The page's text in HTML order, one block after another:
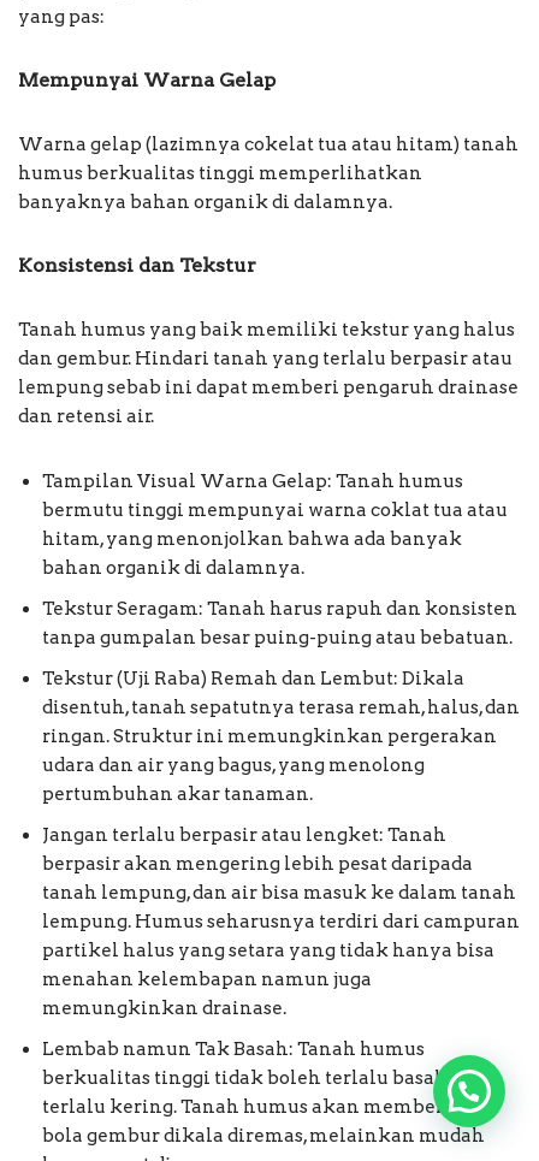
yang pas:
Mempunyai Warna Gelap
Warna gelap (lazimnya cokelat tua atau hitam) tanah
humus berkualitas tinggi memperlihatkan
banyaknya bahan organik di dalamnya.
Konsistensi dan Tekstur
Tanah humus yang baik memiliki tekstur yang halus
dan gembur. Hindari tanah yang terlalu berpasir atau
lempung sebab ini dapat memberi pengaruh drainase
dan retensi air.
Tampilan Visual Warna Gelap: Tanah humus
bermutu tinggi mempunyai warna coklat tua atau
hitam, yang menonjolkan bahwa ada banyak
bahan organik di dalamnya.
Tekstur Seragam: Tanah harus rapuh dan konsisten
tanpa gumpalan besar puing-puing atau bebatuan.
Tekstur (Uji Raba) Remah dan Lembut: Dikala
disentuh, tanah sepatutnya terasa remah, halus, dan
ringan. Struktur ini memungkinkan pergerakan
udara dan air yang bagus, yang menolong
pertumbuhan akar tanaman.
Jangan terlalu berpasir atau lengket: Tanah
berpasir akan mengering lebih pesat daripada
tanah lempung, dan air bisa masuk ke dalam tanah
lempung. Humus seharusnya terdiri dari campuran
partikel halus yang setara yang tidak hanya bisa
menahan kelembapan namun juga
memungkinkan drainase.
Lembab namun Tak Basah: Tanah humus
berkualitas tinggi tidak boleh terlalu basah atau
terlalu kering. Tanah humus akan membentuk
bola gembur dikala diremas, melainkan mudah